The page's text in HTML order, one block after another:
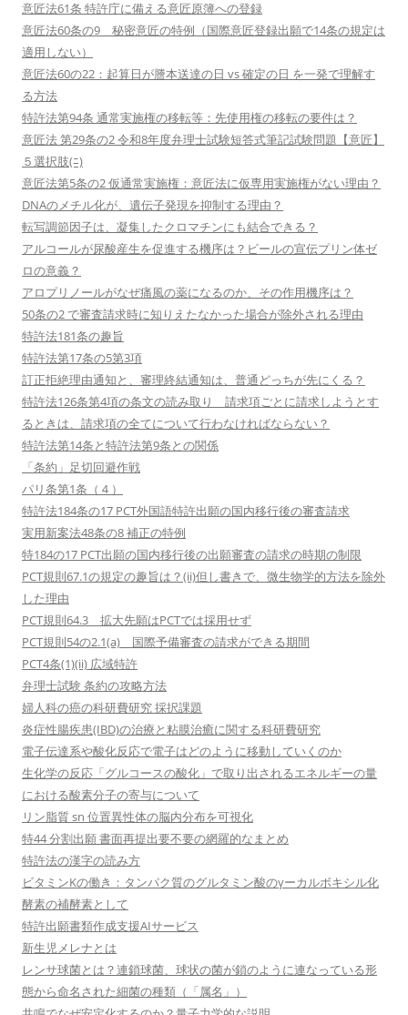
意匠法61条 特許庁に備える意匠原簿への登録
意匠法60条の9 秘密意匠の特例（国際意匠登録出願で14条の規定は
適用しない）
意匠法60の22：起算日が謄本送達の日 vs 確定の日 を一発で理解す
る方法
特許法第94条 通常実施権の移転等：先使用権の移転の要件は？
意匠法 第29条の2 令和8年度弁理士試験短答式筆記試験問題【意匠】
５選択肢(ﾆ)
意匠法第5条の2 仮通常実施権：意匠法に仮専用実施権がない理由？
DNAのメチル化が、遺伝子発現を抑制する理由？
転写調節因子は、凝集したクロマチンにも結合できる？
アルコールが尿酸産生を促進する機序は？ビールの宣伝プリン体ゼ
ロの意義？
アロプリノールがなぜ痛風の薬になるのか、その作用機序は？
50条の2 で審査請求時に知りえたなかった場合が除外される理由
特許法181条の趣旨
特許法第17条の5第3項
訂正拒絶理由通知と、審理終結通知は、普通どっちが先にくる？
特許法126条第4項の条文の読み取り 請求項ごとに請求しようとす
るときは、請求項の全てについて行わなければならない？
特許法第14条と特許法第9条との関係
「条約」足切回避作戦
パリ条第1条（４）
特許法184条の17 PCT外国語特許出願の国内移行後の審査請求
実用新案法48条の8 補正の特例
特184の17 PCT出願の国内移行後の出願審査の請求の時期の制限
PCT規則67.1の規定の趣旨は？(ii)但し書きで、微生物学的方法を除外
した理由
PCT規則64.3 拡大先願はPCTでは採用せず
PCT規則54の2.1(a) 国際予備審査の請求ができる期間
PCT4条(1)(ii) 広域特許
弁理士試験 条約の攻略方法
婦人科の癌の科研費研究 採択課題
炎症性腸疾患(IBD)の治療と粘膜治癒に関する科研費研究
電子伝達系や酸化反応で電子はどのように移動していくのか
生化学の反応「グルコースの酸化」で取り出されるエネルギーの量
における酸素分子の寄与について
リン脂質 sn 位置異性体の脳内分布を可視化
特44 分割出願 書面再提出要不要の網羅的なまとめ
特許法の漢字の読み方
ビタミンKの働き：タンパク質のグルタミン酸のγーカルボキシル化
酵素の補酵素として
特許出願書類作成支援AIサービス
新生児メレナとは
レンサ球菌とは？連鎖球菌、球状の菌が鎖のように連なっている形
態から命名された細菌の種類（「属名」）